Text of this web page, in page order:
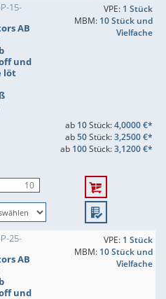
15-
AB
und
löt
VPE: 1 Stück
MBM: 10 Stück und
Vielfache
ab 10Stück:4,0000 €*
ab50Stück:3,2500 €*
ab 100Stück:3,1200 €*
25-
AB
und
VPE: 1 Stück
MBM: 10 Stück und
Vielfache